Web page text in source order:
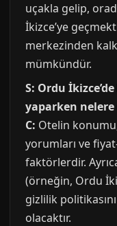
uçakla gelip,
İkizce’ye
merkezinden
mümkündür.
S: Ordu
yaparken
C: Otelin
yorumları ve
faktörlerdir.
(örneğin, Ordu
gizlilik
olacaktır.